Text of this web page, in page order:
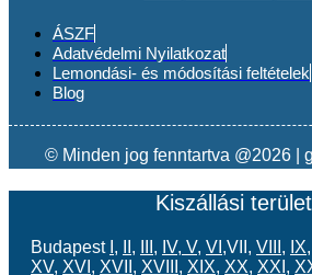
ÁSZF
Adatvédelmi Nyilatkozat
Lemondási- és módosítási feltételek
Blog
© Minden jog fenntartva @2026 |
Kiszállási
Budapest , , , IV, V, VI ,VII, VIII , IX,
XV, XVI , XVII , XVIII , XIX, XX, XXI ,